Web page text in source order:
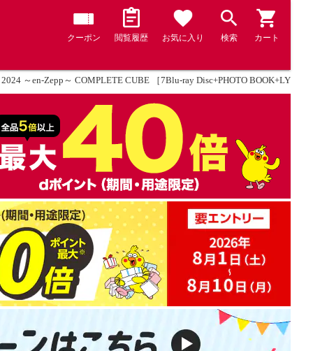
クーポン 閲覧履歴 お気に入り 検索 カート
～en-Zepp～ COMPLETE CUBE ［7Blu-ray Disc+PHOTO